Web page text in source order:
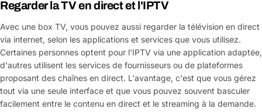
Regarder la TV en direct et l'IPTV
Avec une box TV, vous pouvez aussi regarder la télévision en direct
via internet, selon les applications et services que vous utilisez.
Certaines personnes optent pour l'IPTV via une application adaptée,
d'autres utilisent les services de fournisseurs ou de plateformes
proposant des chaînes en direct. L'avantage, c'est que vous gérez
tout via une seule interface et que vous pouvez souvent basculer
facilement entre le contenu en direct et le streaming à la demande.